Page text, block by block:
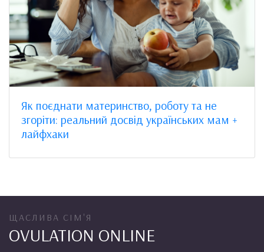
Як поєднати материнство, роботу та не
згоріти: реальний досвід українських мам +
лайфхаки
ЩАСЛИВА СІМ'Я
OVULATION ONLINE